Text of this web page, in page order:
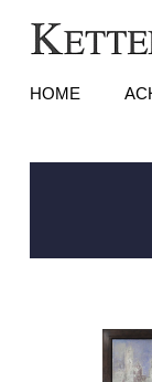
HOME